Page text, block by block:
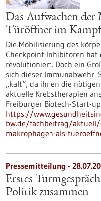
Das Aufwachen der
Türöffner im Kampf
Die Mobilisierung des
Checkpoint-Inhibitoren hat
revolutioniert. Doch ein
sich dieser Immunabwehr.
„kalt“, da ihnen die
aktuelle Krebstherapien
Freiburger Biotech-Start-
https://
bw.de/fachbeitrag/aktuell/
makrophagen-als-
Pressemitteilung -
Erstes
Politik zusammen